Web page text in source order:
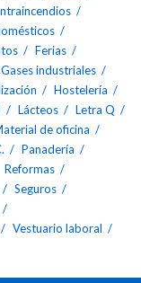
Ferias
Gases industriales
Hostelería
Lácteos
Letra Q
de oficina
Panadería
Reformas
Seguros
Vestuario laboral